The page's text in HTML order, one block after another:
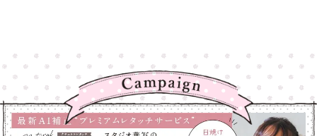
高崎店
大宮店
高崎店
大宮店